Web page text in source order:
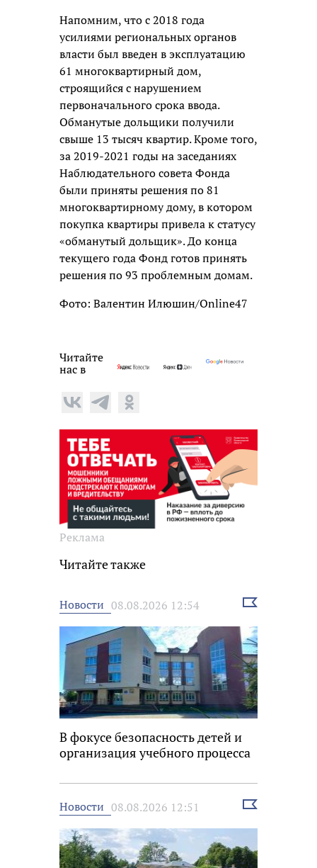
Напомним, что с 2018 года
усилиями региональных органов
власти был введен в эксплуатацию
61 многоквартирный дом,
строящийся с нарушением
первоначального срока ввода.
Обманутые дольщики получили
свыше 13 тысяч квартир. Кроме того,
за 2019-2021 годы на заседаниях
Наблюдательного совета Фонда
были приняты решения по 81
многоквартирному дому, в котором
покупка квартиры привела к статусу
«обманутый дольщик». До конца
текущего года Фонд готов принять
решения по 93 проблемным домам.
Фото: Валентин Илюшин/Online47
Читайте
нас в
Реклама
Читайте также
Новости 08.08.2026 12:54
Выбрать
В фокусе безопасность детей и
организация учебного процесса
Новости 08.08.2026 12:51
Выбрать